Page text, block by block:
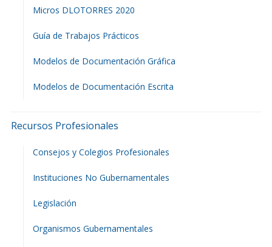
Micros DLOTORRES 2020
Guía de Trabajos Prácticos
Modelos de Documentación Gráfica
Modelos de Documentación Escrita
Recursos Profesionales
Consejos y Colegios Profesionales
Instituciones No Gubernamentales
Legislación
Organismos Gubernamentales